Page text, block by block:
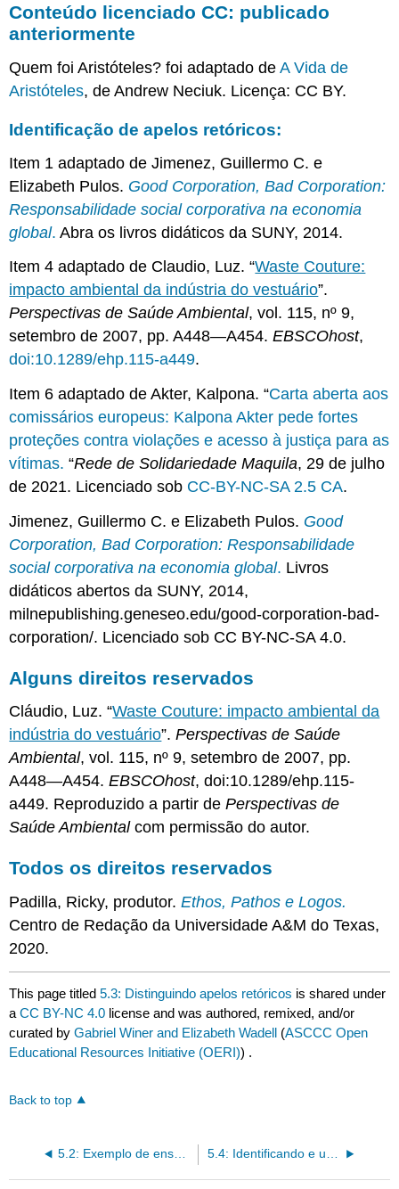
Conteúdo licenciado CC: publicado
anteriormente
Quem foi Aristóteles? foi adaptado deA Vida de
Aristóteles, de Andrew Neciuk. Licença: CC BY.
Identificação de apelos retóricos:
Item 1 adaptado de Jimenez, Guillermo C. e
Elizabeth Pulos. Good Corporation, Bad Corporation:
Responsabilidade social corporativa na economia
global.Abra os livros didáticos da SUNY, 2014.
Item 4 adaptado de Claudio, Luz. “Waste Couture:
impacto ambiental da indústria do vestuário”.
Perspectivas de Saúde Ambiental, vol. 115, nº 9,
setembro de 2007, pp. A448—A454.EBSCOhost,
doi:10.1289/ehp.115-a449.
Item 6 adaptado de Akter, Kalpona. “Carta aberta aos
comissários europeus: Kalpona Akter pede fortes
proteções contra violações e acesso à justiça para as
vítimas.“Rede de Solidariedade Maquila, 29 de julho
de 2021. Licenciado sob CC-BY-NC-SA 2.5 CA.
Jimenez, Guillermo C. e Elizabeth Pulos. Good
Corporation, Bad Corporation: Responsabilidade
social corporativa na economia global. Livros
didáticos abertos da SUNY, 2014,
milnepublishing.geneseo.edu/good-corporation-bad-
corporation/. Licenciado sob CC BY-NC-SA 4.0.
Alguns direitos reservados
Cláudio, Luz. “Waste Couture: impacto ambiental da
indústria do vestuário”.Perspectivas de Saúde
Ambiental, vol. 115, nº 9, setembro de 2007, pp.
A448—A454.EBSCOhost, doi:10.1289/ehp.115-
a449. Reproduzido a partir dePerspectivas de
Saúde Ambientalcom permissão do autor.
Todos os direitos reservados
Padilla, Ricky, produtor.Ethos, Pathos e Logos.
Centro de Redação da Universidade A&M do Texas,
2020.
This page titled5.3: Distinguindo apelos retóricos is shared under
aCC BY-NC 4.0 license and was authored, remixed, and/or
curated byGabriel Winer and Elizabeth Wadell (ASCCC Open
Educational Resources Initiative (OERI)) .
Back to top
5.2: Exemplo de ensaio de pesquisa de estudantes - Fast Fashion